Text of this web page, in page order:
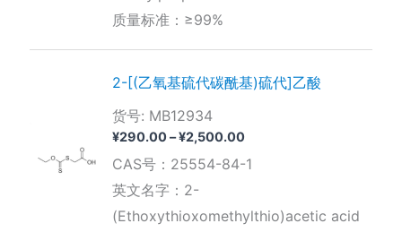
质量标准：≥99%
2-[(乙氧基硫代碳酰基)硫代]乙酸
货号: MB12934
¥290.00–¥2,500.00价
范
至
CAS号：25554-84-1
英文名字：2-
(Ethoxythioxomethylthio)acetic acid